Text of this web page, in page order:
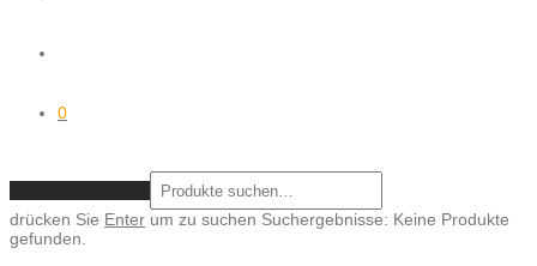
0
drücken Sie Enter um zu suchen Suchergebnisse: Keine Produkte
gefunden.